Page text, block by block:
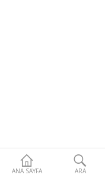
ANA SAYFA ARA